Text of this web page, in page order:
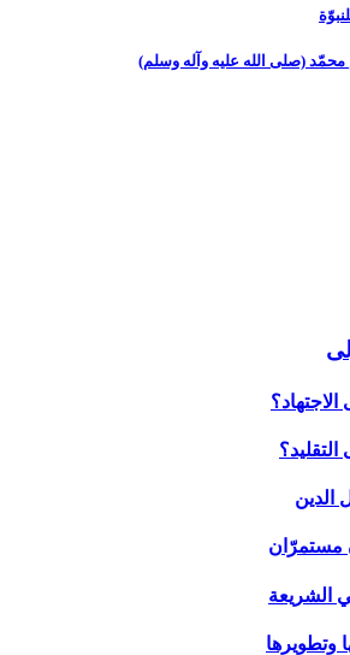
محمّد (صلى الله عليه وآله وسلم)
الدين
مستمرّان
الشريعة
وتطويرها